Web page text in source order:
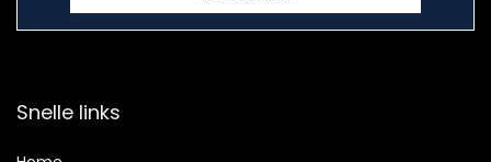
Snelle links